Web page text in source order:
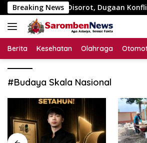
Langsung
ke
konten
Breaking News
Juta Disorot, Dugaan Konflik
Berita Kesehatan Olahraga
#Budaya Skala Nasional